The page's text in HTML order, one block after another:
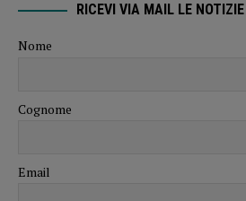
RICEVI VIA MAIL LE
Nome
Cognome
Email